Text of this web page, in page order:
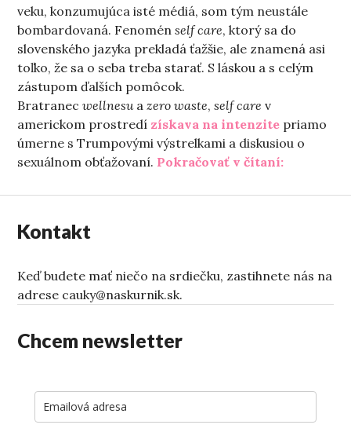
veku, konzumujúca isté médiá, som tým neustále
bombardovaná. Fenoménself care, ktorý sa do
slovenského jazyka prekladá ťažšie, ale znamená asi
toľko, že sa o seba treba starať. S láskou a s celým
zástupom ďalších pomôcok.
Bratranecwellnesua zero waste,self care v
americkom prostredí získava na intenzite priamo
úmerne s Trumpovými výstrelkami a diskusiou o
sexuálnom obťažovaní. Pokračovať v čítaní:„Šťastie,
Kontakt
Keď budete mať niečo na srdiečku, zastihnete nás na
adrese cauky@naskurnik.sk.
Chcem newsletter